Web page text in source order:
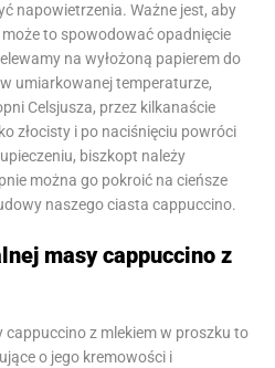
napowietrzenia. Ważne jest, aby
może to spowodować opadnięcie
na wyłożoną papierem do
umiarkowanej temperaturze,
Celsjusza, przez kilkanaście
złocisty i po naciśnięciu powróci
biszkopt należy
można go pokroić na cieńsze
naszego ciasta cappuccino.
masy cappuccino z
z mlekiem w proszku to
o jego kremowości i